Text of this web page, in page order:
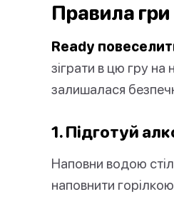
Правила
Ready
зіграти в цю гру на
залишалася
1. Підготуй
Наповни водою
наповнити